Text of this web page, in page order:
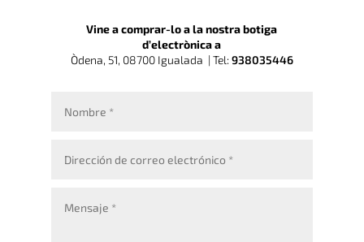
Vine a comprar-lo a la nostra botiga
d’electrònica a
Òdena, 51, 08700 Igualada | Tel: 938035446